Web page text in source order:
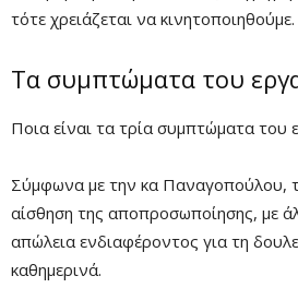
τότε χρειάζεται να κινητοποιηθούμε.
Τα συμπτώματα του
Ποια είναι τα τρία συμπτώματα του
Σύμφωνα με την κα Παναγοπούλου,
αίσθηση της αποπροσωποίησης, με
απώλεια ενδιαφέροντος για τη
καθημερινά.